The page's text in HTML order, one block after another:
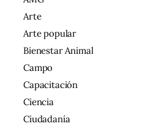
Arte
Arte popular
Bienestar Animal
Campo
Capacitación
Ciencia
Ciudadanía